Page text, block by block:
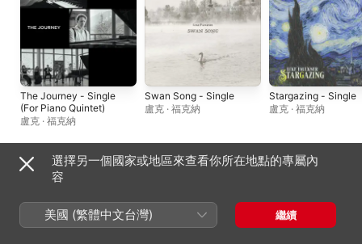
The Journey - Single
(For Piano Quintet)
盧克 · 福克納
Swan Song - Single
盧克 · 福克納
Stargazing - Single
盧克 · 福克納
單曲與 EP
選擇另一個國家或地區來查看你所在地點的專屬內
容
美國 (繁體中文台灣) 繼續